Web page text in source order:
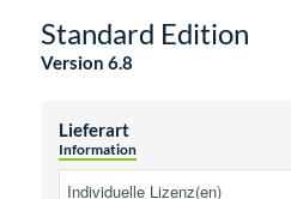
Standard Edition
Version 6.8
Lieferart
Information